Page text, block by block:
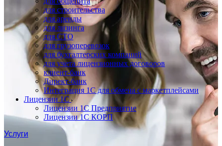
для строительства
для аренды
для лизинга
для СТО
для грузоперевозок
для бухгалтерских компаний
для учета лицензионных договоров
клиент-банк
Директ-банк
Интеграция 1C для обмена с маркетплейсами
Лицензии 1С
Лицензии 1С Предприятие
Лицензии 1С КОРП
Услуги